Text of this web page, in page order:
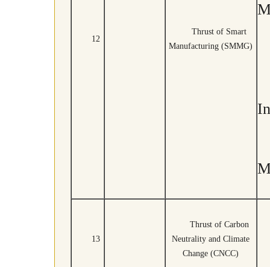
12
Thrust of Smart
Manufacturing (SMMG)
13
Thrust of Carbon
Neutrality and Climate
Change (CNCC)